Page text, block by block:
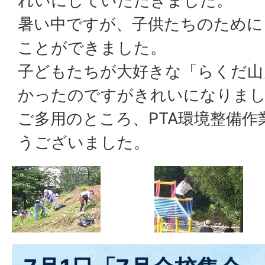
暑い中ですが、子供たちのため
ことができました。
子どもたちが大好きな「らくだ
かったのですがきれいになりま
ご多用のところ、PTA環境整備
うございました。